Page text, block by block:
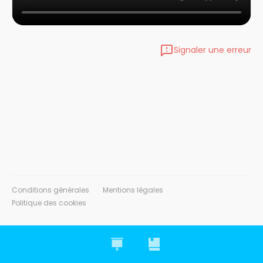
Signaler une erreur
Conditions générales
Mentions légales
Politique des cookies